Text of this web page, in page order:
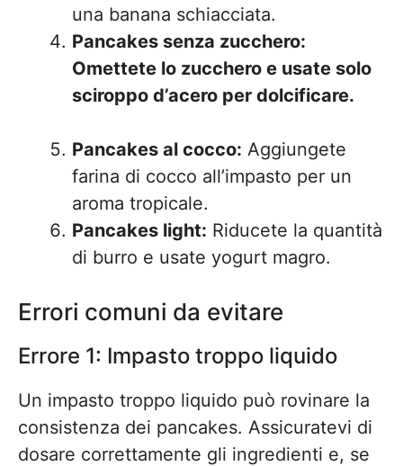
una banana schiacciata.
Pancakes senza zucchero:
Omettete lo zucchero e usate solo
sciroppo d’acero per dolcificare.
Pancakes al cocco: Aggiungete
farina di cocco all’impasto per un
aroma tropicale.
Pancakes light: Riducete la quantità
di burro e usate yogurt magro.
Errori comuni da evitare
Errore 1: Impasto troppo liquido
Un impasto troppo liquido può rovinare la
consistenza dei pancakes. Assicuratevi di
dosare correttamente gli ingredienti e, se